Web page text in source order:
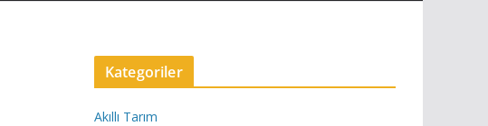
Kategoriler
Akıllı Tarım